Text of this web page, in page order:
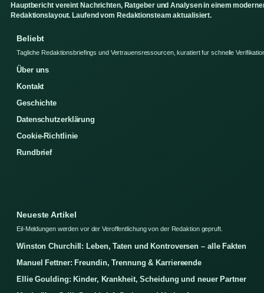
Hauptbericht vereint Nachrichten, Ratgeber und Analysen in einem
Redaktionslayout. Laufend vom Redaktionsteam aktualisiert.
Beliebt
Tagliche Redaktionsbriefings und Vertrauensressourcen, kuratiert fur schnelle
Über uns
Kontakt
Geschichte
Datenschutzerklärung
Cookie-Richtlinie
Rundbrief
Neueste Artikel
Eil-Meldungen werden vor der Veroffentlichung von der Redaktion gepruft.
Winston Churchill: Leben, Taten und Kontroversen – alle Fakten
Manuel Fettner: Freundin, Trennung & Karriereende
Ellie Goulding: Kinder, Krankheit, Scheidung und neuer Partner